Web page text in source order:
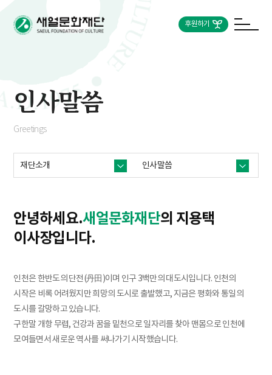
후원하기
인사말씀
Greetings
재단소개 인사말씀
안녕하세요.새얼문화재단의 지용택
이사장입니다.
인천은 한반도의 단전(丹田)이며 인구 3백만의 대도시입니다. 인천의
시작은 비록 어려웠지만 희망의 도시로 출발했고, 지금은 평화와 통일의
도시를 갈망하고 있습니다.
구한말 개항 무렵, 건강과 꿈을 밑천으로 일자리를 찾아 맨몸으로 인천에
모여들면서 새로운 역사를 써나가기 시작했습니다.